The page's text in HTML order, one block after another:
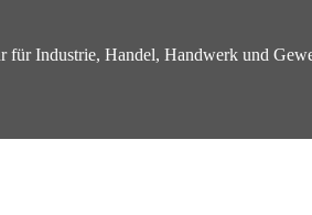
für Industrie, Handel, Handwerk und